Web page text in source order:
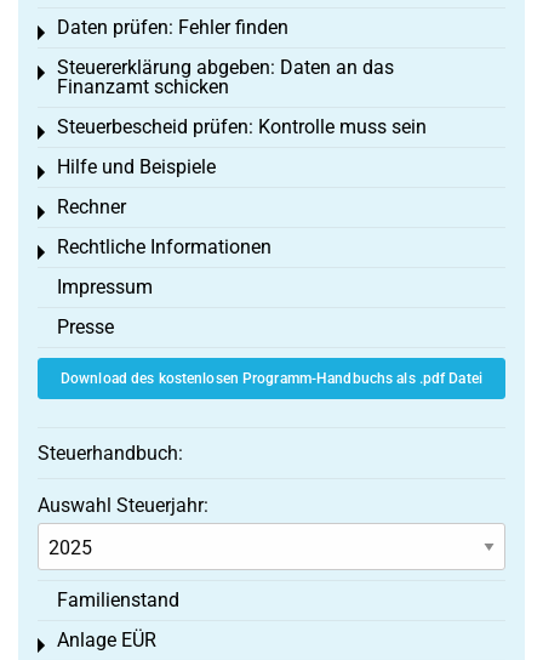
Daten prüfen: Fehler finden
Toggle menu
Steuererklärung abgeben: Daten an das
Finanzamt schicken
Toggle menu
Steuerbescheid prüfen: Kontrolle muss sein
Toggle menu
Hilfe und Beispiele
Toggle menu
Rechner
Toggle menu
Rechtliche Informationen
Toggle menu
Impressum
Presse
Download des kostenlosen Programm-Handbuchs als .pdf Datei
Steuerhandbuch:
Auswahl Steuerjahr:
Familienstand
Anlage EÜR
Toggle menu